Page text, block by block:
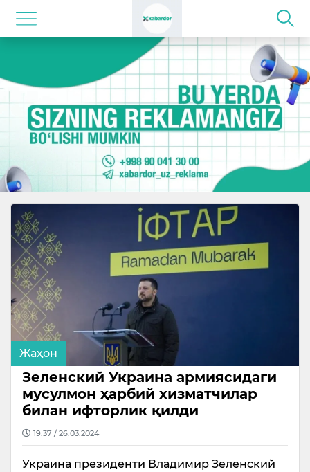
Жаҳон
Зеленский Украина армиясидаги
мусулмон ҳарбий хизматчилар
билан ифторлик қилди
19:37 / 26.03.2024
Украина президенти Владимир Зеленский